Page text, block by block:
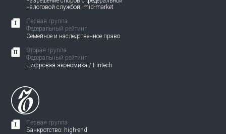
налоговой службой: mid-market
Первая группа
Федеральный рейтинг
Семейное и наследственное право
Вторая группа
Федеральный рейтинг
Цифровая экономика / Fintech
Первая группа
Банкротство: high-end